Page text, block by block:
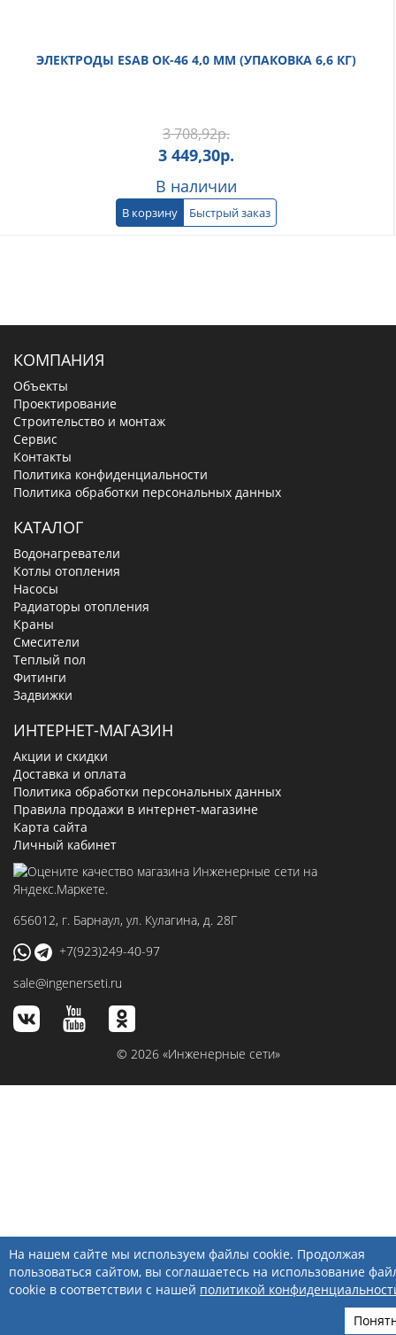
ЭЛЕКТРОДЫ ESAB ОК-46 4,0 ММ (УПАКОВКА 6,6 КГ)
3 708,92р.
3 449,30р.
В наличии
В корзину Быстрый заказ
КОМПАНИЯ
Объекты
Проектирование
Строительство и монтаж
Сервис
Контакты
Политика конфиденциальности
Политика обработки персональных данных
КАТАЛОГ
Водонагреватели
Котлы отопления
Насосы
Радиаторы отопления
Краны
Смесители
Теплый пол
Фитинги
Задвижки
ИНТЕРНЕТ-МАГАЗИН
Акции и скидки
Доставка и оплата
Политика обработки персональных данных
Правила продажи в интернет-магазине
Карта сайта
Личный кабинет
656012, г. Барнаул, ул. Кулагина, д. 28Г
+7(923)249-40-97
sale@ingenerseti.ru
© 2026 «Инженерные сети»
На нашем сайте мы используем файлы cookie. Продолжая
пользоваться сайтом, вы соглашаетесь на использование
cookie в соответствии с нашей политикой